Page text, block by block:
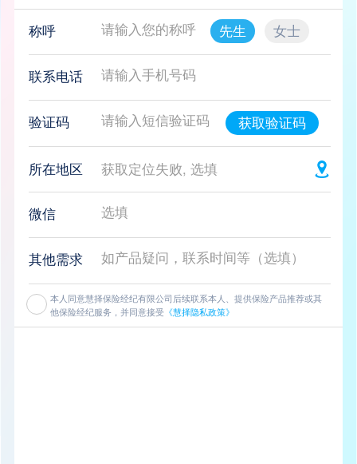
先生 女士
称呼
联系电话
验证码 获取验证码
所在地区 获取定位失败, 选填
微信
其他需求
本人同意慧择保险经纪有限公司后续联系本人、提供保险产品推荐或其
他保险经纪服务，并同意接受 《慧择隐私政策》